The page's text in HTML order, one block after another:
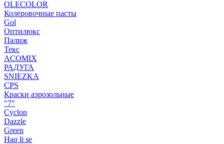
OLECOLOR
Колеровочные пасты
Gol
Оптилюкс
Палиж
Текс
ACOMIX
РАДУГА
SNIEZKA
CPS
Краски аэрозольные
"7"
Cyclon
Dazzle
Green
Hao li se